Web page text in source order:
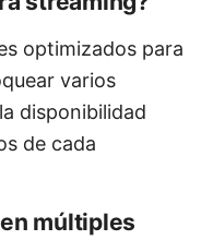
optimizados para
varios
disponibilidad
de cada
múltiples